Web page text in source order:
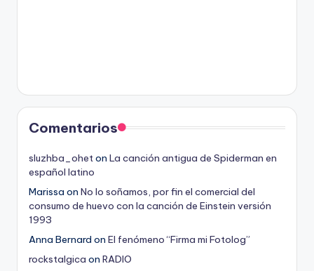
Comentarios
sluzhba_oheton La canción antigua de Spiderman en
español latino
Marissa on No lo soñamos, por fin el comercial del
consumo de huevo con la canción de Einstein versión
1993
Anna Bernard on El fenómeno “Firma mi Fotolog”
rockstalgica on RADIO